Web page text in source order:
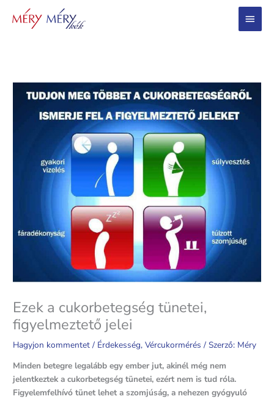
Main
Menu
Ezek a cukorbetegség tünetei,
figyelmeztető jelei
Hagyjon kommentet / Érdekesség,Vércukormérés / Szerző: Méry
Minden betegre legalább egy ember jut, akinél még nem
jelentkeztek a cukorbetegség tünetei, ezért nem is tud róla.
Figyelemfelhívó tünet lehet a szomjúság, a nehezen gyógyuló